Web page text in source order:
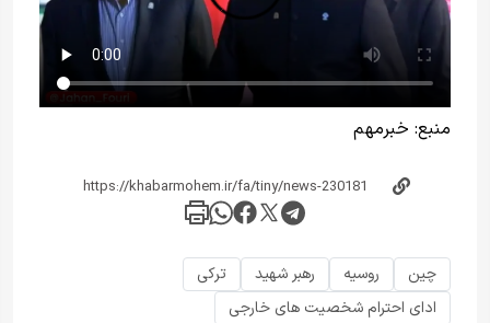
منبع: خبر‌مهم
چین روسیه رهبر شهید
ترکی
ادای احترام شخصیت های خارجی